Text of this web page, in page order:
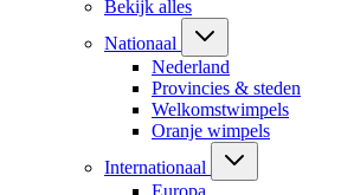
Bekijk alles
Nationaal
Nederland
Provincies & steden
Welkomstwimpels
Oranje wimpels
Internationaal
Europa